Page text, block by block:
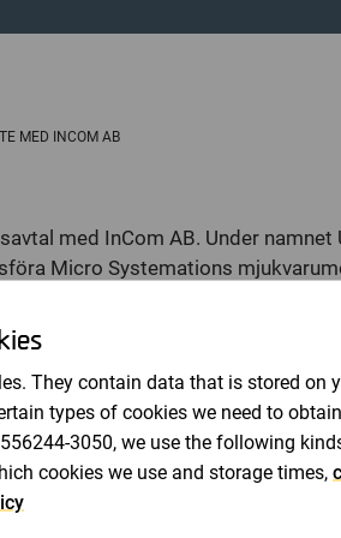
MED INCOM AB
med InCom AB. Under namnet
Micro Systemations
mjukvarumodem SoftGSM är
användare i världen så ökar
försäljningen av bärbara
i en kommentar.
till bordsdatorn på jobbet
arbeta med sina bärbara
They contain data that is stored on
types of cookies we need to
3050, we use the following
cookies we use and storage times,